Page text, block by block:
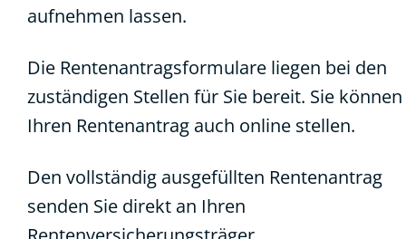
aufnehmen lassen.
Die Rentenantragsformulare liegen bei den
zuständigen Stellen für Sie bereit. Sie können
Ihren Rentenantrag auch online stellen.
Den vollständig ausgefüllten Rentenantrag
senden Sie direkt an Ihren